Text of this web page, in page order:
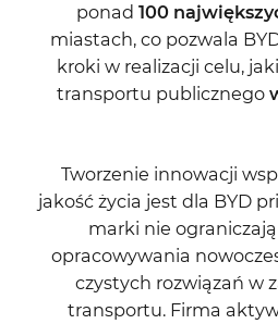
ponad 100
miastach, co pozwala
kroki w realizacji celu,
transportu publicznego
Tworzenie innowacji
jakość życia jest dla BYD
marki nie
opracowywania
czystych rozwiązań w
transportu. Firma